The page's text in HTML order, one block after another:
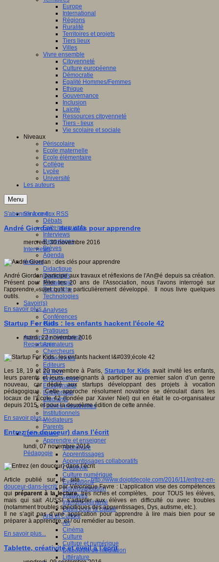
Europe
International
Régions
Ruralité
Territoires et projets
Tiers lieux
Villes
Vivre ensemble
Citoyenneté
Culture européenne
Démocratie
Egalité Hommes/Femmes
Ethique
Gouvernance
Inclusion
Laïcité
Ressources citoyenneté
Tiers - lieux
Vie scolaire et sociale
Niveaux
Périscolaire
Ecole maternelle
Ecole élémentaire
Collège
Lycée
Université
Les auteurs
Menu
S'informer
Débats
Faits marquants
Interviews
Reportages
Brèves
Agenda
Innover
Didactique
Dispositifs
Pédagogie
Recherche
Technologies
Savoir(s)
Analyses
Conférences
Outils
Pratiques
Acteurs de l'éducation
Animateurs
Chercheurs
Collectivités
Editeurs
EdTech
Encadrement
Enseignants
Entreprises
Etudiants
Filières industrielles
Institutionnels
Médiateurs
Parents
Thématiques
Apprendre et enseigner
Apprendre
Apprentissages
Apprentissages collaboratifs
Créativité
Culture numérique
Evaluations
Individualisation
Initiatives
Interdisciplinarité
Outils pour la classe
Arts et Culture
Art
Cinéma
Culture
Culture et numérique
Dispositifs de médiation
Littérature
S'abonner à ce flux RSS
André Giordan : des clés pour apprendre
mercredi, 30 novembre 2016
Interviews
André Giordan participe aux travaux et réflexions de l'An@é depuis sa création.
Présent pour fêter les 20 ans de l'Association, nous l'avons interrogé sur
l'apprendre, sujet qu'il a particulièrement développé. Il nous livre quelques
outils.
En savoir plus...
Startup For Kids : les enfants hackent l'école 42
mardi, 22 novembre 2016
Reportages
Les 18, 19 et 20 novembre à Paris, Startup for Kids avait invité les enfants,
leurs parents et leurs enseignants à participer au premier salon d’un genre
nouveau, car dédié aux startups développant des projets à vocation
pédagogique. Cette approche résolument novatrice se déroulait dans les
locaux de l’École 42 (fondée par Xavier Niel) qui en était le co-organisateur
depuis 2015, et pour la deuxième édition de cette année.
En savoir plus...
Entrez (en douceur) dans l’écrit
lundi, 07 novembre 2016
Pédagogie
Article publié sur le site :http://www.doigtdecole.com/2016/11/entrez-en-
douceur-dans-lecrit/par Véronique Favre : L’application vise des compétences
qui préparent à la lecture, très riches et complètes, pour TOUS les élèves,
mais qui saitAUSSIs’adapter aux élèves en difficulté ou avec troubles
(notamment troubles spécifiques des apprentissages, Dys, autisme, etc.).
Il ne s’agit pas d’une application pour apprendre à lire mais bien pour se
préparer à apprendre, et / ou remédier au besoin.
En savoir plus...
Tablette, créativité et éveil à l’écrit